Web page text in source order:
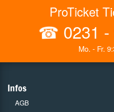
ProTicket
☎ 0231
Mo. - Fr.
Infos
AGB